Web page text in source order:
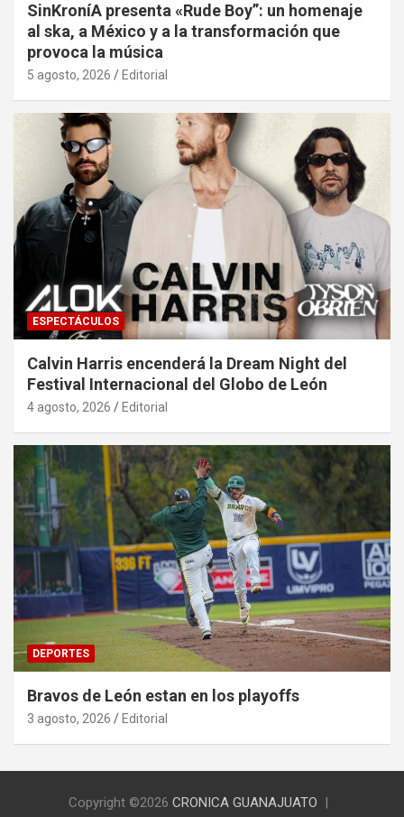
SinKroníA presenta «Rude Boy”: un homenaje
al ska, a México y a la transformación que
provoca la música
5 agosto, 2026 Editorial
ESPECTÁCULOS
Calvin Harris encenderá la Dream Night del
Festival Internacional del Globo de León
4 agosto, 2026 Editorial
DEPORTES
Bravos de León estan en los playoffs
3 agosto, 2026 Editorial
Copyright ©2026 CRONICA GUANAJUATO